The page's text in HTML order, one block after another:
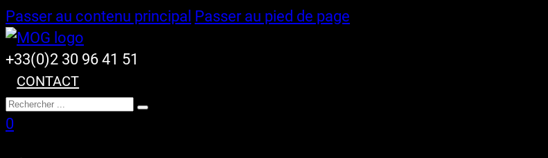
Passer au contenu principal Passer au pied de page
+33(0)2 30 96 41 51
CONTACT
Rechercher
0